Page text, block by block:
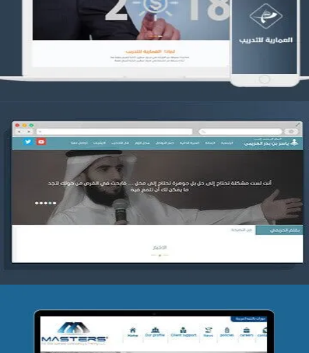
التفاصيل
موقع ياسر بن بدر الحزيمي
التفاصيل